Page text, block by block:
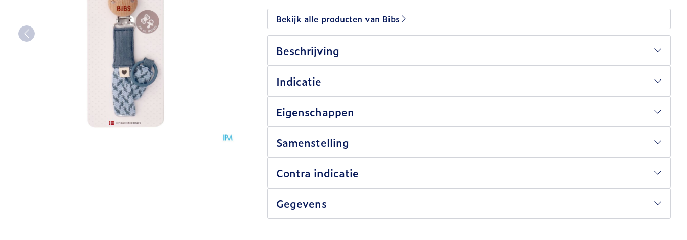
Bekijk alle producten van Bibs
Beschrijving
Indicatie
Eigenschappen
Samenstelling
Contra indicatie
Gegevens